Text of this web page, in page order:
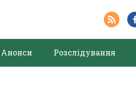
Анонси Розслідування